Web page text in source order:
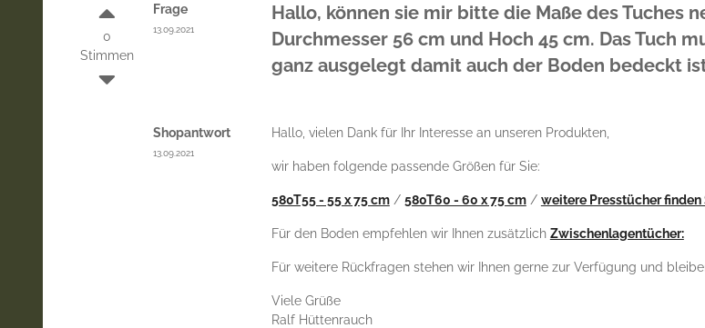
0
Stimmen
Frage
13.09.2021
Hallo, können sie mir bitte die Maße des Tuches
Durchmesser 56 cm und Hoch 45 cm. Das Tuch
ganz ausgelegt damit auch der Boden bedeckt
Shopantwort
13.09.2021
Hallo, vielen Dank für Ihr Interesse an unseren Produkten,
wir haben folgende passende Größen für Sie:
580T55 - 55 x 75 cm/ 580T60 - 60 x 75 cm/ weitere Presstücher finden
Für den Boden empfehlen wir Ihnen zusätzlich Zwischenlagentücher:
Für weitere Rückfragen stehen wir Ihnen gerne zur Verfügung und
Viele Grüße
Ralf Hüttenrauch